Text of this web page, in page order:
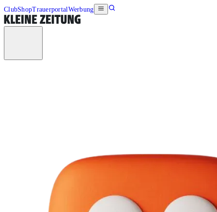
ClubShopTrauerportalWerbung